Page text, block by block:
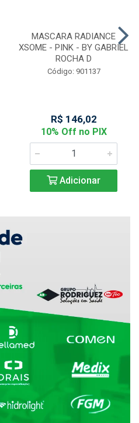
MASCARA RADIANCE
XSOME - PINK - BY GABRIEL
ROCHA D
Código: 901137
R$ 146,02
10% Off no PIX
Adicionar